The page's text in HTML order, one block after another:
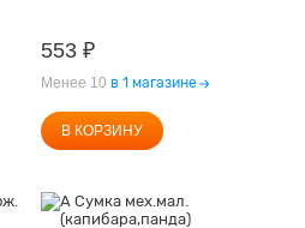
553 ₽
Менее 10 в 1 магазине
В КОРЗИНУ